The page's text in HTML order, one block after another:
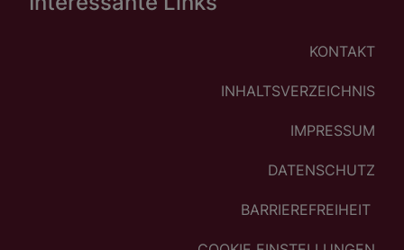
KONTAKT
INHALTSVERZEICHNIS
IMPRESSUM
DATENSCHUTZ
BARRIEREFREIHEIT